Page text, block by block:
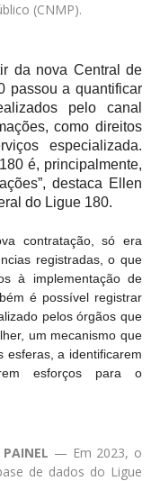
(CNMP).
da nova Central de
passou a quantificar
pelo canal
como direitos
especializada.
é, principalmente,
destaca Ellen
do Ligue 180.
contratação, só era
registradas, o que
à implementação de
é possível registrar
pelos órgãos que
um mecanismo que
esferas, a identificarem
esforços para o
— Em 2023, o
de dados do Ligue